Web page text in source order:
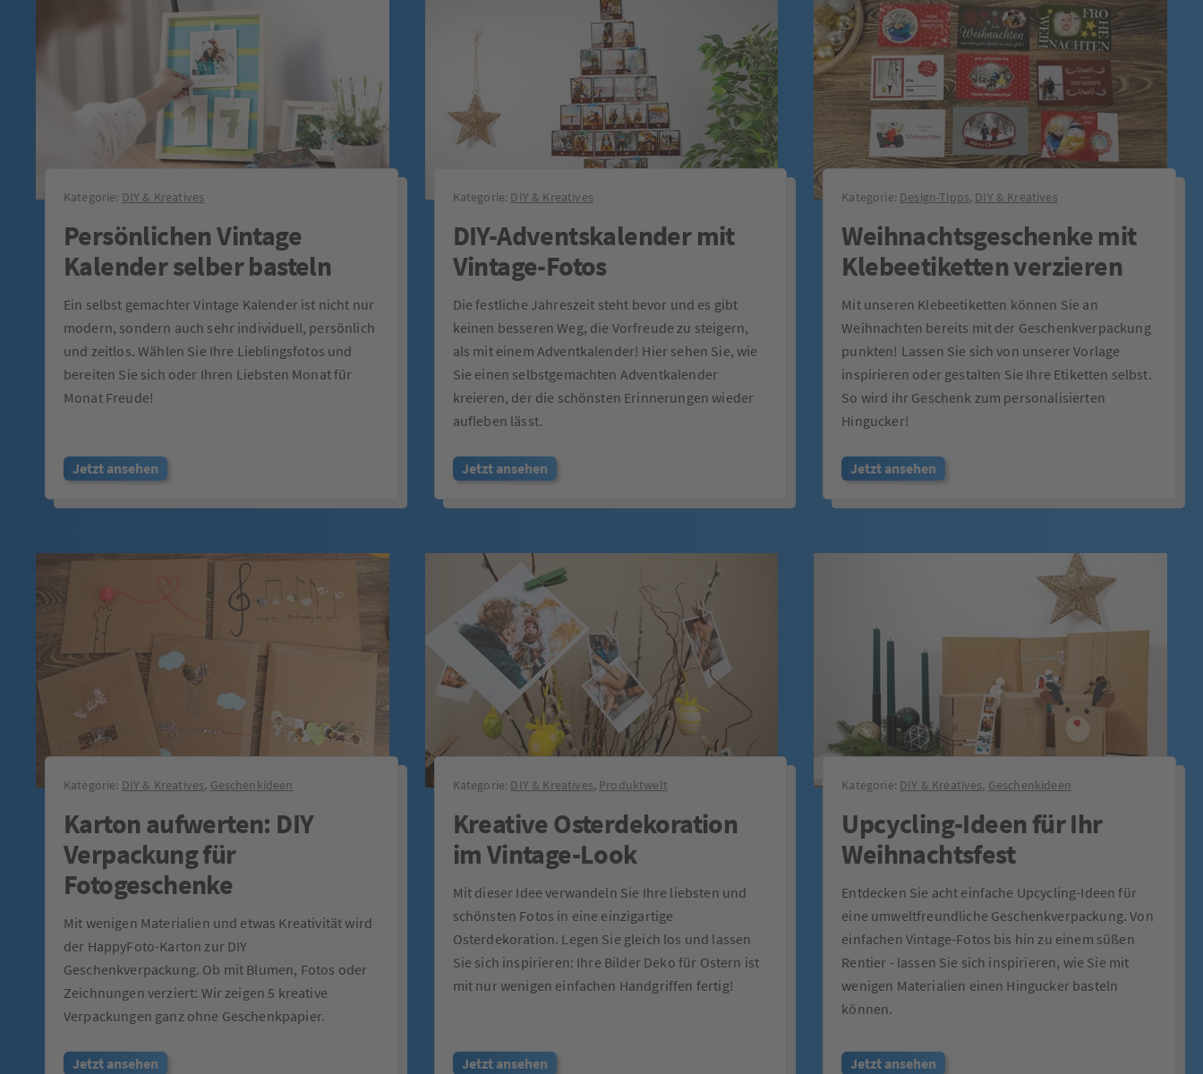
Kategorie: DIY & Kreatives
Persönlichen Vintage
Kalender selber basteln
Ein selbst gemachter Vintage Kalender ist nicht nur
modern, sondern auch sehr individuell, persönlich
und zeitlos. Wählen Sie Ihre Lieblingsfotos und
bereiten Sie sich oder Ihren Liebsten Monat für
Monat Freude!
Jetzt ansehen
Kategorie: DIY & Kreatives
DIY-Adventskalender mit
Vintage-Fotos
Die festliche Jahreszeit steht bevor und es gibt
keinen besseren Weg, die Vorfreude zu steigern,
als mit einem Adventkalender! Hier sehen Sie, wie
Sie einen selbstgemachten Adventkalender
kreieren, der die schönsten Erinnerungen wieder
aufleben lässt.
Jetzt ansehen
Kategorie: Design-Tipps, DIY & Kreatives
Weihnachtsgeschenke mit
Klebeetiketten verzieren
Mit unseren Klebeetiketten können Sie an
Weihnachten bereits mit der Geschenkverpackung
punkten! Lassen Sie sich von unserer Vorlage
inspirieren oder gestalten Sie Ihre Etiketten selbst.
So wird ihr Geschenk zum personalisierten
Hingucker!
Jetzt ansehen
Kategorie: DIY & Kreatives, Geschenkideen
Karton aufwerten: DIY
Verpackung für
Fotogeschenke
Mit wenigen Materialien und etwas Kreativität wird
der HappyFoto-Karton zur DIY
Geschenkverpackung. Ob mit Blumen, Fotos oder
Zeichnungen verziert: Wir zeigen 5 kreative
Verpackungen ganz ohne Geschenkpapier.
Jetzt ansehen
Kategorie: DIY & Kreatives, Produktwelt
Kreative Osterdekoration
im Vintage-Look
Mit dieser Idee verwandeln Sie Ihre liebsten und
schönsten Fotos in eine einzigartige
Osterdekoration. Legen Sie gleich los und lassen
Sie sich inspirieren: Ihre Bilder Deko für Ostern ist
mit nur wenigen einfachen Handgriffen fertig!
Jetzt ansehen
Kategorie: DIY & Kreatives, Geschenkideen
Upcycling-Ideen für Ihr
Weihnachtsfest
Entdecken Sie acht einfache Upcycling-Ideen für
eine umweltfreundliche Geschenkverpackung. Von
einfachen Vintage-Fotos bis hin zu einem süßen
Rentier - lassen Sie sich inspirieren, wie Sie mit
wenigen Materialien einen Hingucker basteln
können.
Jetzt ansehen